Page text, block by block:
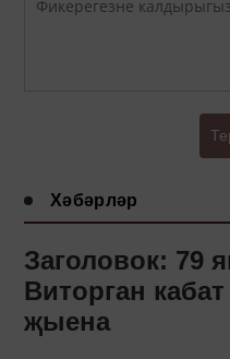
Хәбәрләр
Заголовок: 79
Виторган
җыена